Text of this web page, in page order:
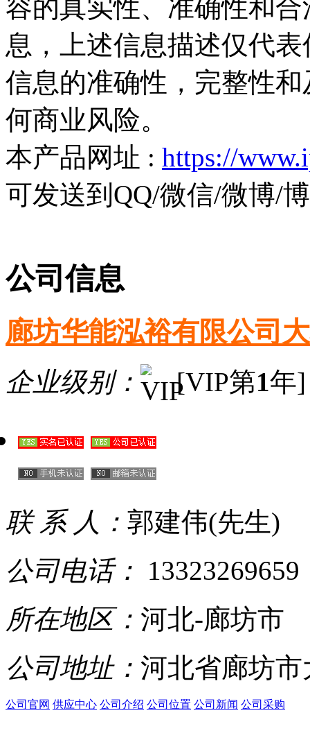
容的真实性、准确性和
息，上述信息描述仅代
信息的准确性，完整性
何商业风险。
本产品网址 : https://
可发送到QQ/微信/微博/
公司信息
廊坊华能泓裕有限公司
企业级别： [VIP第1年
联 系 人： 郭建伟(先生)
公司电话： 13323269659
所在地区： 河北-廊坊市
公司地址： 河北省廊坊
公司官网 供应中心 公司介绍 公司位置 公司新闻 公司采购